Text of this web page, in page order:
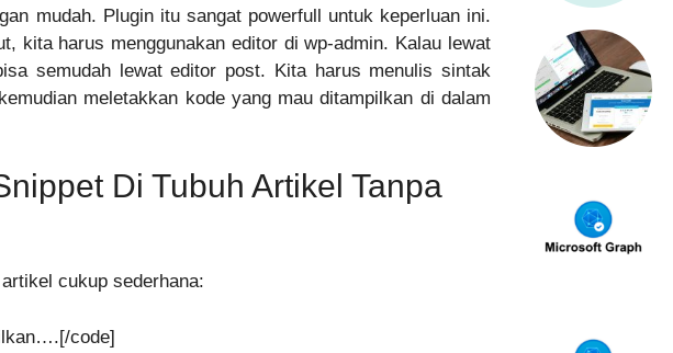
mudah. Plugin itu sangat powerfull untuk keperluan ini.
kita harus menggunakan editor di wp-admin. Kalau lewat
semudah lewat editor post. Kita harus menulis sintak
meletakkan kode yang mau ditampilkan di dalam
Di Tubuh Artikel Tanpa
cukup sederhana:
code]